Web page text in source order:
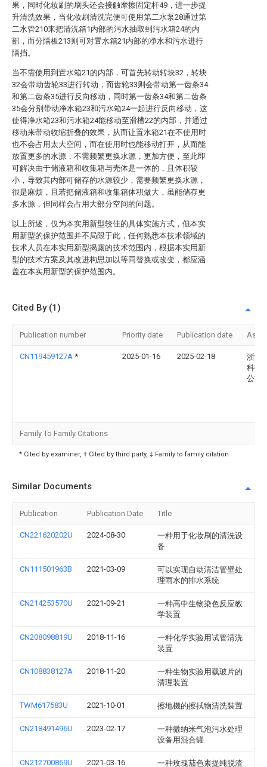
果，同时化妆刷的刷头还会接触摩擦固定杆49，进一步提
升清洗效果，当化妆刷清洗完便可使用第二水泵28通过第
二水管210来把清洗箱1内部的污水抽取到污水箱24的内
部，而分隔板213则可对置水箱21内部的净水和污水进行
隔挡。
当不需使用到置水箱21的内部，可首先转动转块32，转块
32会带动齿轮33进行转动，而齿轮33则会带动第一齿条34
和第二齿条35进行反向移动，同时第一齿条34和第二齿条
35会分别带动净水箱23和污水箱24一起进行反向移动，这
使得净水箱23和污水箱24能移动至滑槽22的内部，并通过
移动来带动收缩折叠的效果，从而让置水箱21在不使用时
也不会占用太大空间，而在使用时也能移动打开，从而能
放置更多的水源，不需频繁更换水源，更加方便，至此即
可解决由于储液箱和收集箱与壳体是一体的，且体积较
小，导致其内部可储存的水源较少，需要频繁更换水源，
很是麻烦，且若把储液箱和收集箱体积做大，虽能储存更
多水源，但同样会占用大部分空间的问题。
以上所述，仅为本实用新型较佳的具体实施方式，但本实
用新型的保护范围并不局限于此，任何熟悉本技术领域的
技术人员在本实用新型揭露的技术范围内，根据本实用新
型的技术方案及其改进构思加以等同替换或改变，都应涵
盖在本实用新型的保护范围内。
Cited By (1)
Publication number Priority date Publication date
CN119459127A * 2025-01-16 2025-02-18
浙江
科技
公司
Family To Family Citations
* Cited by examiner, † Cited by third party, ‡ Family to family citation
Similar Documents
Publication Publication Date Title
CN221620202U 2024-08-30
一种用于化妆刷的清洗设
备
CN111501963B 2021-03-09
可以实现自动清洁管壁处
理雨水的排水系统
CN214253570U 2021-09-21
一种高中生物染色反应教
学装置
CN208098819U 2018-11-16
一种化学实验用试管清洗
装置
CN108838127A 2018-11-20
一种生物实验用载玻片的
清理装置
TWM617583U 2021-10-01 擦地機的擦拭物清洗裝置
CN218491496U 2023-02-17
一种微纳米气泡污水处理
设备用混合罐
CN212700869U 2021-03-16
一种玫瑰茄色素提纯脱渣